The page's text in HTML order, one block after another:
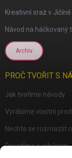
Kreativní sraz v Jičíně
Návod na háčkovaný
Archiv
PROČ TVOŘIT S
Jak tvoříme návody
Vyrábíme vlastní
Nechte se rozmazlit
Poradíme s výběrem